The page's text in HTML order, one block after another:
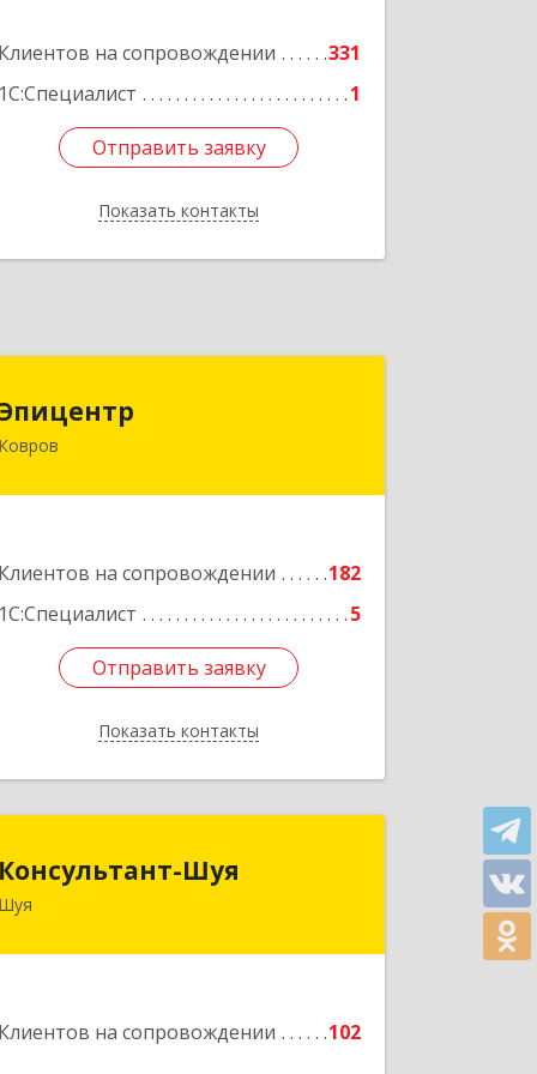
Клиентов на сопровождении
331
1С:Специалист
1
Отправить заявку
Показать контакты
Отправить заявку
Назад
Ковров
Клиентов на сопровождении
182
1С:Специалист
5
Отправить заявку
Показать контакты
601900, Владимирская обл, Ковров г,
Отправить заявку
Назад
Консультант-Шуя
Шуя
Клиентов на сопровождении 102